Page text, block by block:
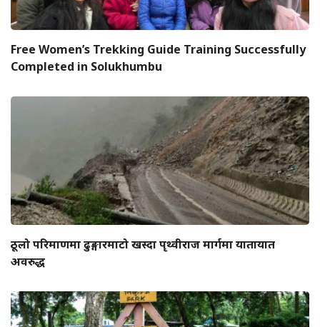
Free Women’s Trekking Guide Training Successfully
Completed in Solukhumbu
ठूलो परिमाणमा ढुङ्गारमाटो खस्दा पृथ्वीराज मार्गमा यातायात
अवरुद्ध